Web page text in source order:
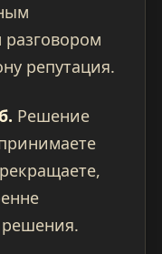
репутация.
Решение
решения.